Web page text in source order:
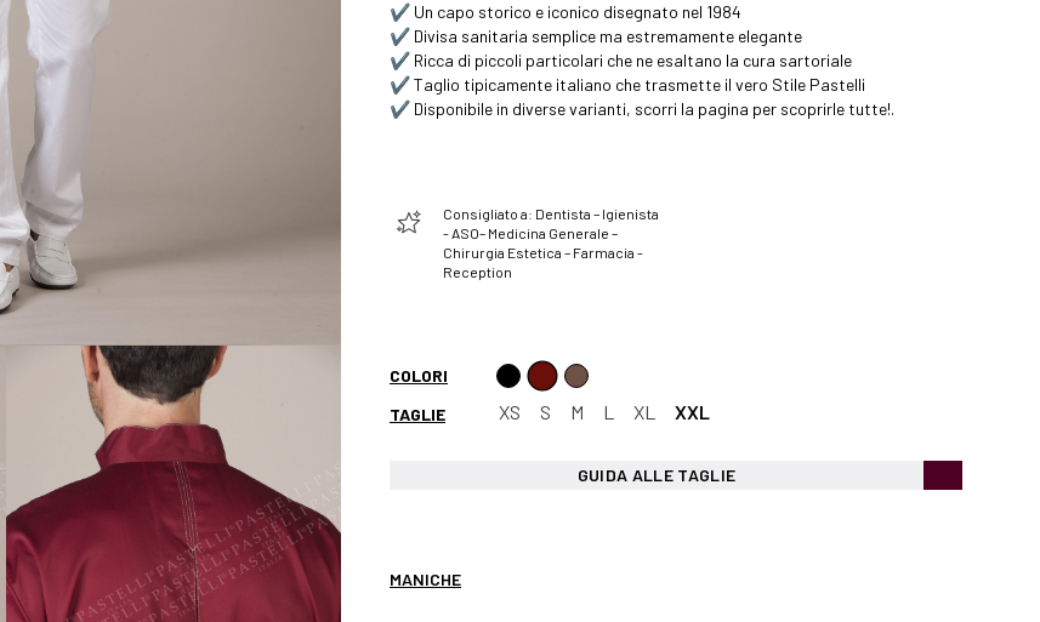
✔️ Un capo storico e iconico disegnato nel 1984
✔️ Divisa sanitaria semplice ma estremamente elegante
✔️ Ricca di piccoli particolari che ne esaltano la cura sartoriale
✔️ Taglio tipicamente italiano che trasmette il vero Stile Pastelli
✔️ Disponibile in diverse varianti, scorri la pagina per scoprirle tutte!.
Consigliato a: Dentista – Igienista
- ASO– Medicina Generale –
Chirurgia Estetica – Farmacia -
Reception
COLORI
TAGLIE
XS S M L XL XXL
GUIDA ALLE TAGLIE
MANICHE